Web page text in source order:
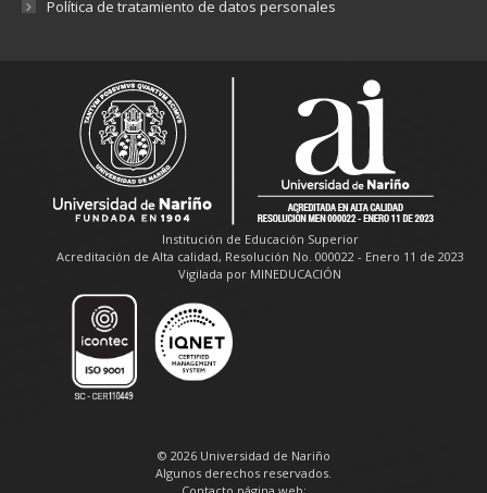
Política de tratamiento de datos personales
Institución de Educación Superior
Acreditación de Alta calidad, Resolución No. 000022 - Enero 11 de 2023
Vigilada por MINEDUCACIÓN
© 2026 Universidad de Nariño
Algunos derechos reservados.